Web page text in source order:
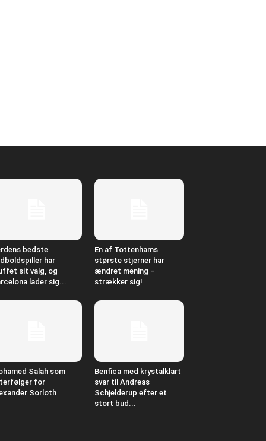
bedste
har
sit valg, og
lader sig...
En af Tottenhams
største stjerner har
ændret mening –
strækker sig!
Salah som
for
Sorloth
Benfica med krystalklart
svar til Andreas
Schjelderup efter et
stort bud...